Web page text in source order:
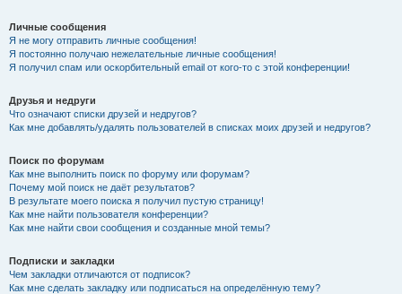
Личные сообщения
Я не могу отправить личные сообщения!
Я постоянно получаю нежелательные личные сообщения!
Я получил спам или оскорбительный email от кого-то с этой конференции!
Друзья и недруги
Что означают списки друзей и недругов?
Как мне добавлять/удалять пользователей в списках моих друзей и недругов?
Поиск по форумам
Как мне выполнить поиск по форуму или форумам?
Почему мой поиск не даёт результатов?
В результате моего поиска я получил пустую страницу!
Как мне найти пользователя конференции?
Как мне найти свои сообщения и созданные мной темы?
Подписки и закладки
Чем закладки отличаются от подписок?
Как мне сделать закладку или подписаться на определённую тему?